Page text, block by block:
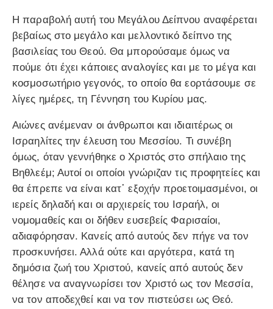
Η παραβολή αυτή του Μεγάλου Δείπνου αναφέρεται
βεβαίως στο μεγάλο και μελλοντικό δείπνο της
βασιλείας του Θεού. Θα μπορούσαμε όμως να
πούμε ότι έχει κάποιες αναλογίες και με το μέγα και
κοσμοσωτήριο γεγονός, το οποίο θα εορτάσουμε σε
λίγες ημέρες, τη Γέννηση του Κυρίου μας.
Αιώνες ανέμεναν οι άνθρωποι και ιδιαιτέρως οι
Ισραηλίτες την έλευση του Μεσσίου. Τι συνέβη
όμως, όταν γεννήθηκε ο Χριστός στο σπήλαιο της
Βηθλεέμ; Αυτοί οι οποίοι γνώριζαν τις προφητείες και
θα έπρεπε να είναι κατ᾽ εξοχήν προετοιμασμένοι, οι
ιερείς δηλαδή και οι αρχιερείς του Ισραήλ, οι
νομομαθείς και οι δήθεν ευσεβείς Φαρισαίοι,
αδιαφόρησαν. Κανείς από αυτούς δεν πήγε να τον
προσκυνήσει. Αλλά ούτε και αργότερα, κατά τη
δημόσια ζωή του Χριστού, κανείς από αυτούς δεν
θέλησε να αναγνωρίσει τον Χριστό ως τον Μεσσία,
να τον αποδεχθεί και να τον πιστεύσει ως Θεό.